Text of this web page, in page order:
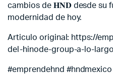
cambios de 𝐇𝐍𝐃 desde su
modernidad de hoy.
Articulo original: https://
del-hinode-group-a-lo-
#emprendehnd #hndmexico